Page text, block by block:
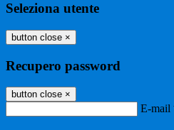
Seleziona utente
button close ×
Recupero password
button close ×
E-mail